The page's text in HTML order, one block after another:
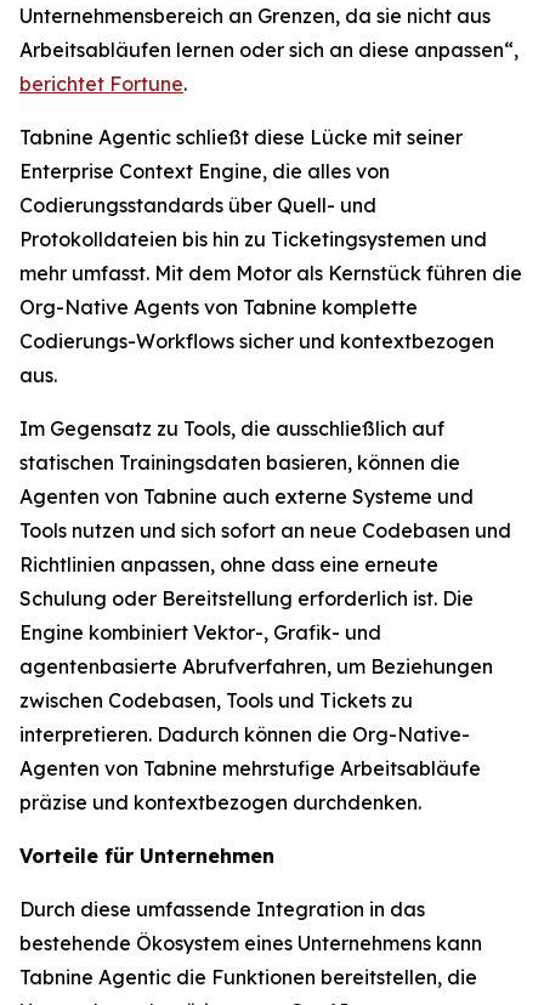
Unternehmensbereich an Grenzen, da sie nicht aus
Arbeitsabläufen lernen oder sich an diese anpassen“,
berichtet Fortune.
Tabnine Agentic schließt diese Lücke mit seiner
Enterprise Context Engine, die alles von
Codierungsstandards über Quell- und
Protokolldateien bis hin zu Ticketingsystemen und
mehr umfasst. Mit dem Motor als Kernstück führen die
Org-Native Agents von Tabnine komplette
Codierungs-Workflows sicher und kontextbezogen
aus.
Im Gegensatz zu Tools, die ausschließlich auf
statischen Trainingsdaten basieren, können die
Agenten von Tabnine auch externe Systeme und
Tools nutzen und sich sofort an neue Codebasen und
Richtlinien anpassen, ohne dass eine erneute
Schulung oder Bereitstellung erforderlich ist. Die
Engine kombiniert Vektor-, Grafik- und
agentenbasierte Abrufverfahren, um Beziehungen
zwischen Codebasen, Tools und Tickets zu
interpretieren. Dadurch können die Org-Native-
Agenten von Tabnine mehrstufige Arbeitsabläufe
präzise und kontextbezogen durchdenken.
Vorteile für Unternehmen
Durch diese umfassende Integration in das
bestehende Ökosystem eines Unternehmens kann
Tabnine Agentic die Funktionen bereitstellen, die